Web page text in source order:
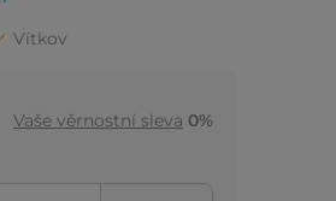
Vítkov
Vaše věrnostní sleva 0%